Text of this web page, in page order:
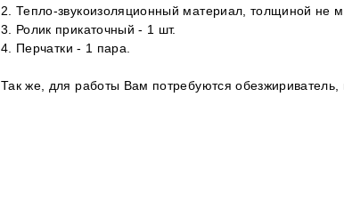
2. Тепло-звукоизоляционный материал, толщиной не
3. Ролик прикаточный - 1 шт.
4. Перчатки - 1 пара.
Так же, для работы Вам потребуются обезжириватель,